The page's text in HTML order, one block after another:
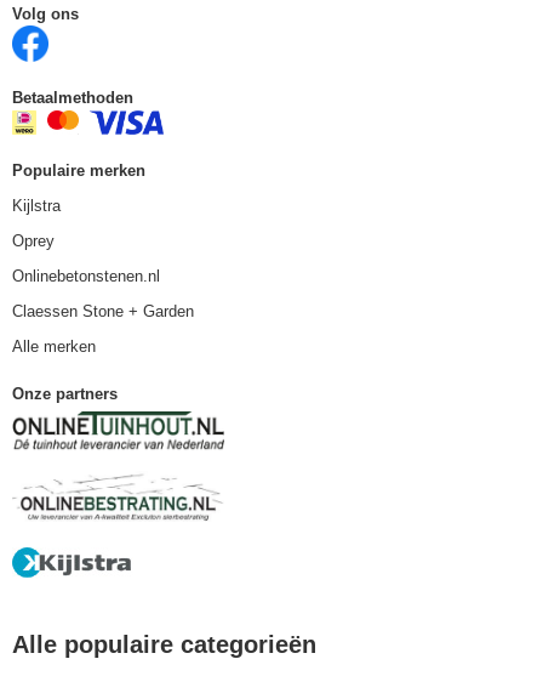
Volg ons
Betaalmethoden
Populaire merken
Kijlstra
Oprey
Onlinebetonstenen.nl
Claessen Stone + Garden
Alle merken
Onze partners
Alle populaire categorieën